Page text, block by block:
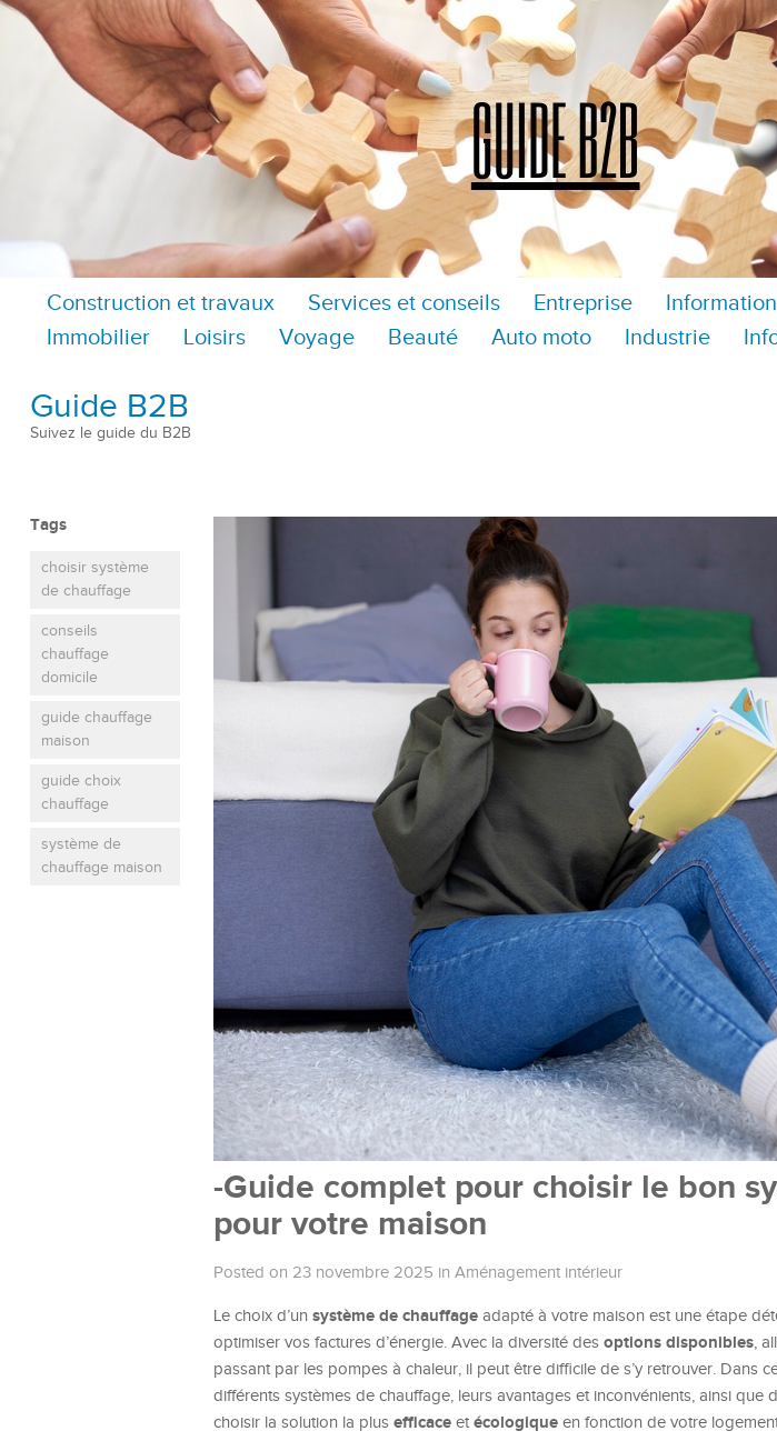
Construction et travaux Services et conseils Entreprise
Immobilier
Loisirs Voyage Beauté Auto moto Industrie
Guide B2B
Suivez le guide du B2B
Tags
choisir système
de chauffage
conseils
chauffage
domicile
guide chauffage
maison
guide choix
chauffage
système de
chauffage maison
-Guide complet pour choisir le bon
pour votre maison
Posted on 23 novembre 2025 in Aménagement intérieur
Le choix d’un système de chauffage adapté à votre maison est une étape
optimiser vos factures d’énergie. Avec la diversité des options disponibles,
passant par les pompes à chaleur, il peut être difficile de s’y retrouver. Dans
différents systèmes de chauffage, leurs avantages et inconvénients, ainsi
choisir la solution la plus efficace et écologique en fonction de votre